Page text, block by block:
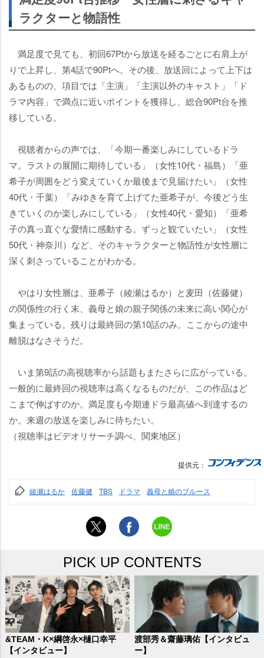
ラクターと物語性
満足度で見ても、初回67Ptから放送を経るごとに右肩上が
りで上昇し、第4話で90Ptへ。その後、放送回によって上下は
あるものの、項目では「主演」「主演以外のキャスト」「ド
ラマ内容」で満点に近いポイントを獲得し、総合90Pt台を推
移している。
視聴者からの声では、「今期一番楽しみにしているドラ
マ。ラストの展開に期待している」（女性10代・福島）「亜
希子が周囲をどう変えていくか最後まで見届けたい」（女性
40代・千葉）「みゆきを育て上げてた亜希子が、今後どう生
きていくのか楽しみにしている」（女性40代・愛知）「亜希
子の真っ直ぐな愛情に感動する。ずっと観ていたい」（女性
50代・神奈川）など、そのキャラクターと物語性が女性層に
深く刺さっていることがわかる。
はり女性層は、亜希子（綾瀬はるか）と麦田（佐藤健）
の関係性の行く末、義母と娘の親子関係の未来に高い関心が
集まっている。残りは最終回の第10話のみ。ここからの途中
離脱はなさそうだ。
いま第9話の高視聴率から話題もまたさらに広がっている。
一般的に最終回の視聴率は高くなるものだが、この作品はど
こまで伸ばすのか。満足度も今期連ドラ最高値へ到達するの
か。来週の放送を楽しみに待ちたい。
（視聴率はビデオリサーチ調べ、関東地区）
提供元：
綾瀬はるか 佐藤健 TBS ドラマ 義母と娘のブルース
PICK UP CONTENTS
&TEAM・K×綱啓永×樋口幸平
【インタビュー】
渡部秀＆齋藤璃佑【インタビュ
ー】